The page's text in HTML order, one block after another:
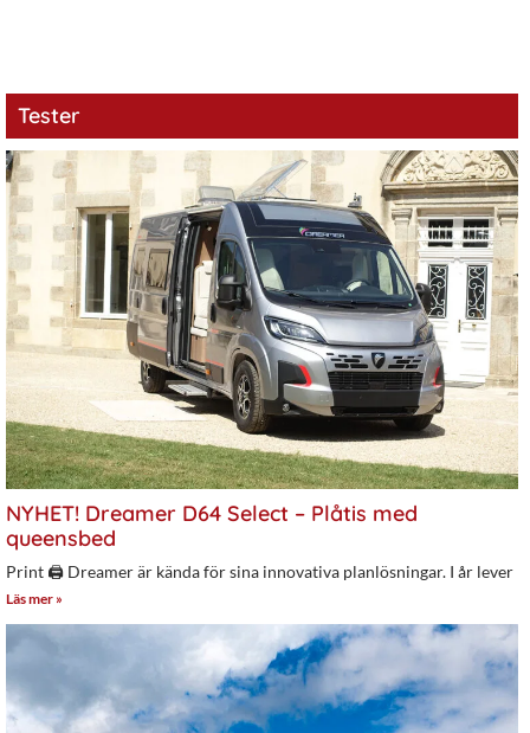
Tester
NYHET! Dreamer D64 Select – Plåtis med
queensbed
Print 🖨 Dreamer är kända för sina innovativa planlösningar. I år lever
Läs mer »